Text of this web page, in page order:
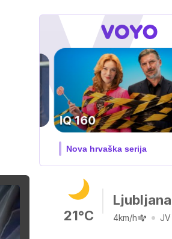
DOSJE JARAK
3. sezona dokumentarne
21°C
Ljubljana
4km/h JV